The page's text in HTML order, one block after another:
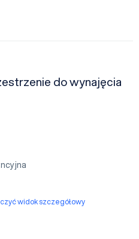
do wynajęcia
widok szczegółowy